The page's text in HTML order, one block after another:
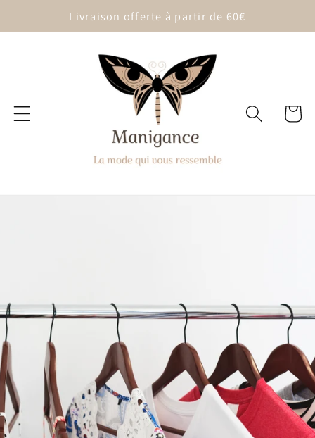
au
Livraison offerte à partir de 60€
Panier